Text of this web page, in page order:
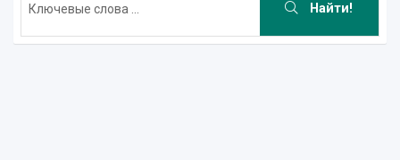
Найти!